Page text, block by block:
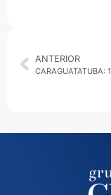
ANTERIOR